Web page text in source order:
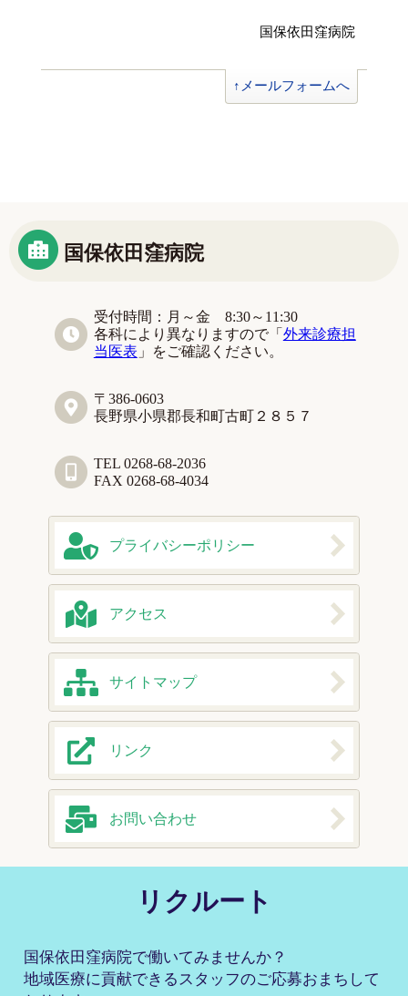
国保依田窪病院
↑メールフォームへ
国保依田窪病院
受付時間：月～金 8:30～11:30
各科により異なりますので「 外来診療担
当医表 」をご確認ください。
〒386-0603
長野県小県郡長和町古町２８５７
TEL 0268-68-2036
FAX 0268-68-4034
プライバシーポリシー
アクセス
サイトマップ
リンク
お問い合わせ
リクルート
国保依田窪病院で働いてみませんか？
地域医療に貢献できるスタッフのご応募おまちして